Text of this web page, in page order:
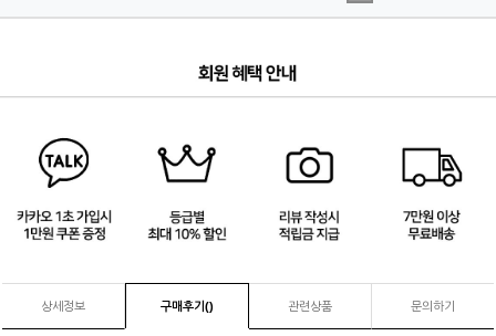
상세정보 구매후기() 관련상품 문의하기